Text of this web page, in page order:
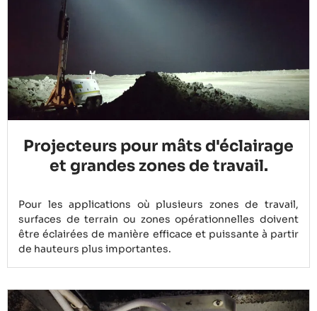
Projecteurs pour mâts d'éclairage
et grandes zones de travail.
Pour les applications où plusieurs zones de travail,
surfaces de terrain ou zones opérationnelles doivent
être éclairées de manière efficace et puissante à partir
de hauteurs plus importantes.